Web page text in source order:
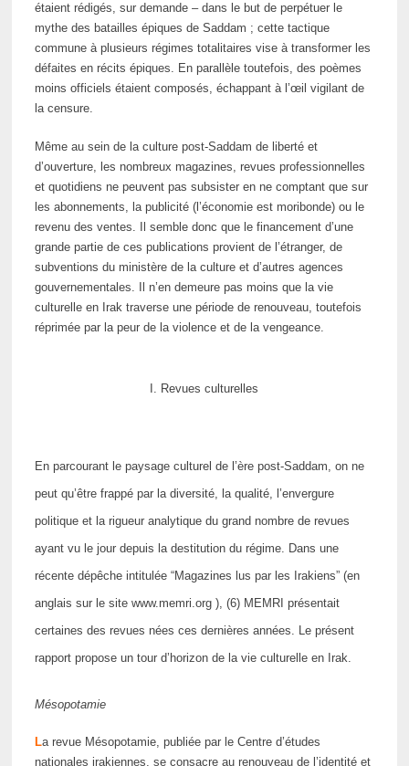
étaient rédigés, sur demande – dans le but de perpétuer le
mythe des batailles épiques de Saddam ; cette tactique
commune à plusieurs régimes totalitaires vise à transformer les
défaites en récits épiques. En parallèle toutefois, des poèmes
moins officiels étaient composés, échappant à l’œil vigilant de
la censure.
Même au sein de la culture post-Saddam de liberté et
d’ouverture, les nombreux magazines, revues professionnelles
et quotidiens ne peuvent pas subsister en ne comptant que sur
les abonnements, la publicité (l’économie est moribonde) ou le
revenu des ventes. Il semble donc que le financement d’une
grande partie de ces publications provient de l’étranger, de
subventions du ministère de la culture et d’autres agences
gouvernementales. Il n’en demeure pas moins que la vie
culturelle en Irak traverse une période de renouveau, toutefois
réprimée par la peur de la violence et de la vengeance.
I. Revues culturelles
En parcourant le paysage culturel de l’ère post-Saddam, on ne
peut qu’être frappé par la diversité, la qualité, l’envergure
politique et la rigueur analytique du grand nombre de revues
ayant vu le jour depuis la destitution du régime. Dans une
récente dépêche intitulée “Magazines lus par les Irakiens” (en
anglais sur le site www.memri.org ), (6) MEMRI présentait
certaines des revues nées ces dernières années. Le présent
rapport propose un tour d’horizon de la vie culturelle en Irak.
Mésopotamie
La revue Mésopotamie, publiée par le Centre d’études
nationales irakiennes, se consacre au renouveau de l’identité et